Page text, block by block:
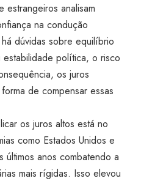
estrangeiros analisam
na condução
dúvidas sobre equilíbrio
estabilidade política, o risco
os juros
de compensar essas
os juros altos está no
como Estados Unidos e
últimos anos combatendo a
mais rígidas. Isso elevou